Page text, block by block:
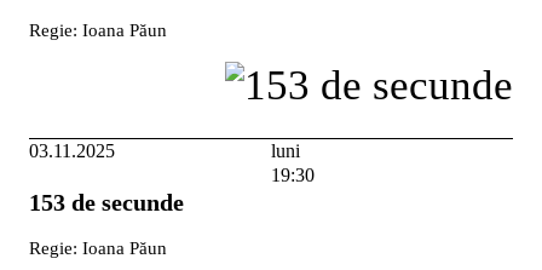
Regie: Ioana Păun
03.11.2025
luni
19:30
153 de secunde
Regie: Ioana Păun